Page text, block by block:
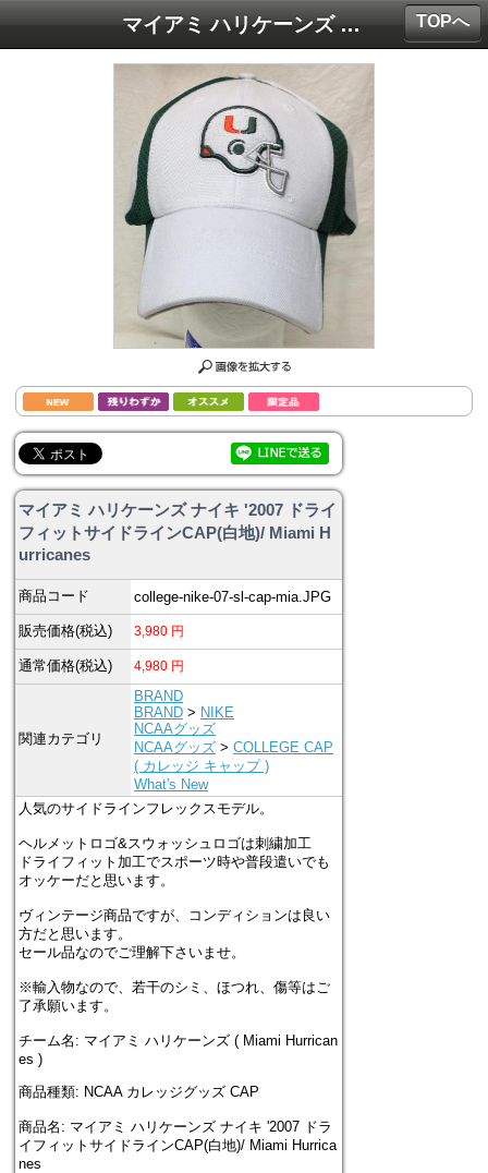
マイアミ ハリケーンズ ナイキ '2007 ドライフィットサイドラインCAP(白地)/ Miami Hurricanes
マイアミ ハリケーンズ ナイキ '2007 ドライ
フィットサイドラインCAP(白地)/ Miami H
urricanes
商品コード college-nike-07-sl-cap-mia.JPG
販売価格(税込) 3,980 円
通常価格(税込) 4,980 円
関連カテゴリ
BRAND
BRAND > NIKE
NCAAグッズ
NCAAグッズ >COLLEGE CAP
( カレッジ キャップ )
What's New
人気のサイドラインフレックスモデル。
ヘルメットロゴ&スウォッシュロゴは刺繍加工
ドライフィット加工でスポーツ時や普段遣いでも
オッケーだと思います。
ヴィンテージ商品ですが、コンディションは良い
方だと思います。
セール品なのでご理解下さいませ。
※輸入物なので、若干のシミ、ほつれ、傷等はご
了承願います。
チーム名: マイアミ ハリケーンズ ( Miami Hurrican
es )
商品種類: NCAA カレッジグッズ CAP
商品名: マイアミ ハリケーンズ ナイキ '2007 ドラ
イフィットサイドラインCAP(白地)/ Miami Hurrica
nes
TOPへ